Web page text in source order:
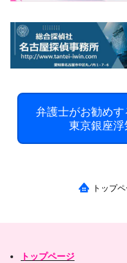
弁護士がお勧めす
東京銀座
トップ
トップページ